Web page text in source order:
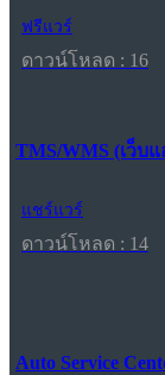
ฟรีแวร์
ดาวน์โหลด : 16
TMS/WMS (เว็
แชร์แวร์
ดาวน์โหลด : 14
Auto Service